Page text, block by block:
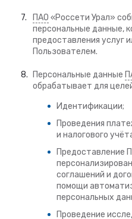
ПАО «Россети Урал»
персональные данные,
предоставления услуг
Пользователем.
Персональные данные
обрабатывает для
Идентификации;
Проведения
и налогового
Предоставление
соглашений и
помощи
персональных
Проведение